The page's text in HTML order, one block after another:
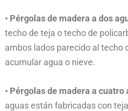
• Pérgolas de madera a dos
techo de teja o techo de
ambos lados parecido al techo
acumular agua o nieve.
• Pérgolas de madera a cuatro
aguas están fabricadas con